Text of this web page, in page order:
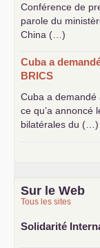
Conférence de
parole du
China (…)
Cuba a
BRICS
Cuba a
ce qu’a annoncé
bilatérales du (…)
Sur le Web
Tous les sites
Solidarité